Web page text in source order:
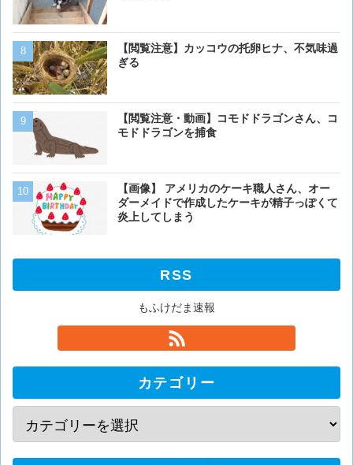
【閲覧注意】カッコウの托卵ヒナ、不気味過
ぎる
【閲覧注意・動画】コモドドラゴンさん、コ
モドドラゴンを捕食
【画像】 アメリカのケーキ職人さん、オー
ダーメイドで作成したケーキが精子っぽくて
炎上してしまう
ベーリング海のカニ漁「月
【画像】 アメリカのケー
ダーメイドで作成したケー
【画像】イッヌ、リモコン
を切る
RSS
もふけだま速報
カテゴリー